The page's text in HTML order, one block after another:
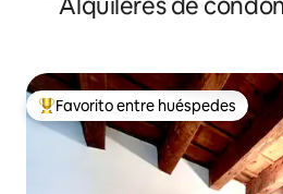
De los mejores en Favorito entre
Favorito entre huéspedes